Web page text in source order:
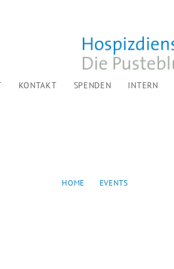
KONTAKT SPENDEN INTERN
HOME EVENTS